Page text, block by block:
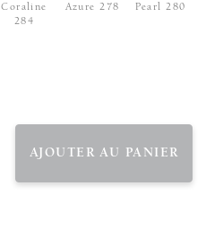
Coraline
284
Azure 278 Pearl 280
AJOUTER AU PANIER